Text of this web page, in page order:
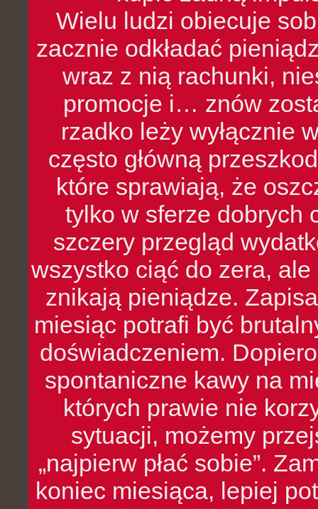
Wielu ludzi obiecuje
zacznie odkładać
wraz z nią rachunki,
promocje i… znów
rzadko leży wyłącznie
często główną
które sprawiają, że
tylko w sferze dobrych
szczery przegląd
wszystko ciąć do zera,
znikają pieniądze.
miesiąc potrafi być
doświadczeniem.
spontaniczne kawy na
których prawie nie
sytuacji, możemy
„najpierw płać sobie”.
koniec miesiąca, lepiej